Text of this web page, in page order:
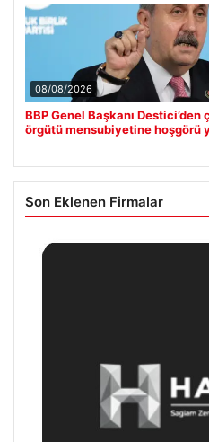
08/08/2026
BBP Genel Başkanı
örgütü mensubiyetine hoşgörü
Son Eklenen Firmalar